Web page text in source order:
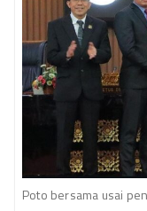
Poto bersama usai